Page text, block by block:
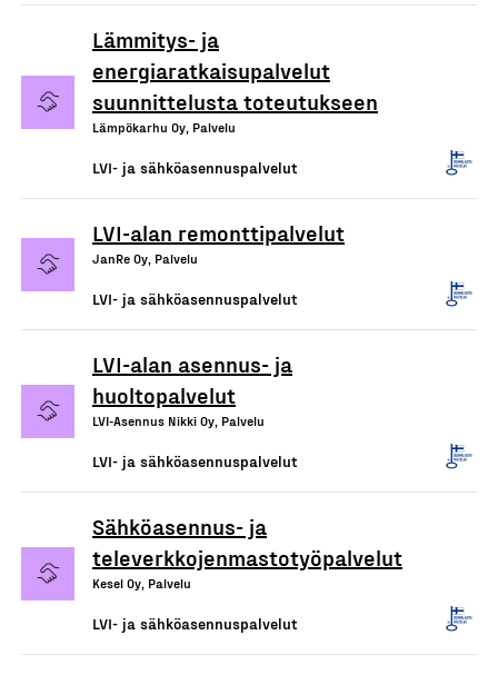
Lämmitys- ja
energiaratkaisupalvelut
suunnittelusta toteutukseen
Lämpökarhu Oy, Palvelu
LVI- ja sähköasennuspalvelut
LVI-alan remonttipalvelut
JanRe Oy, Palvelu
LVI- ja sähköasennuspalvelut
LVI-alan asennus- ja
huoltopalvelut
LVI-Asennus Nikki Oy, Palvelu
LVI- ja sähköasennuspalvelut
Sähköasennus- ja
televerkkojenmastotyöpalvelut
Kesel Oy, Palvelu
LVI- ja sähköasennuspalvelut